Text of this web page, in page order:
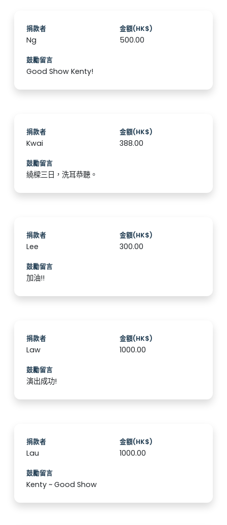
捐款者
Ng
金額(HK$)
500.00
鼓勵留言
Good Show Kenty!
捐款者
Kwai
金額(HK$)
388.00
鼓勵留言
繞樑三日，洗耳恭聽。
捐款者
Lee
金額(HK$)
300.00
鼓勵留言
加油!!
捐款者
Law
金額(HK$)
1000.00
鼓勵留言
演出成功!
捐款者
Lau
金額(HK$)
1000.00
鼓勵留言
Kenty ~ Good Show